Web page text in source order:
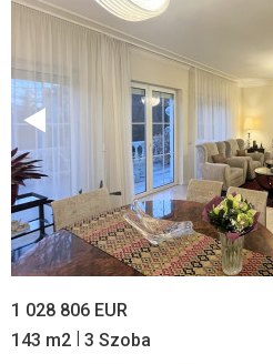
1 028 806 EUR
143 m2 | 3 Szoba